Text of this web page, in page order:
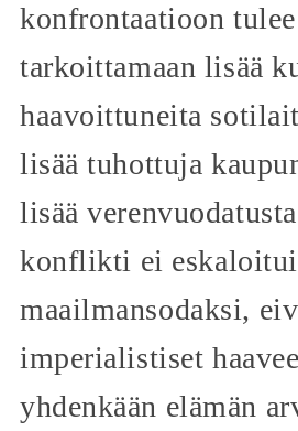
konfrontaatioon tulee
tarkoittamaan lisää
haavoittuneita
lisää tuhottuja
lisää
konflikti ei
maailmansodaksi,
imperialistiset
yhdenkään elämän